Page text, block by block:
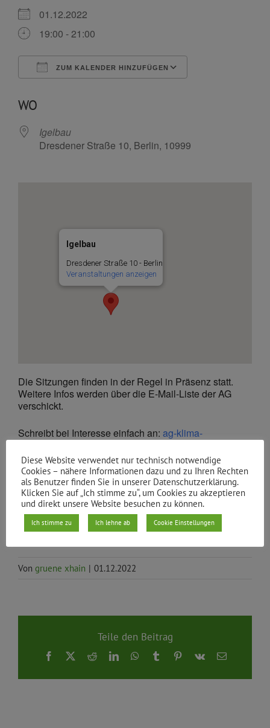
01.12.2022
19:00 - 21:00
ZUM KALENDER HINZUFÜGEN
WO
Igelbau
Dresdener Straße 10, Berlin, 10999
Igelbau
Dresdener Straße 10 - Berlin
Veranstaltungen anzeigen
Die Sitzungen finden in der Regel in Präsenz statt.
Weitere Infos werden über die E-Mail-Liste der AG
verschickt.
Schreibt bei Interesse einfach an: ag-klima-
Beitreten Zoom Meeting:
https://eu02web.zoom-x.de/j/67729203390?
pwd=eE9hTkF2NUlKb3dGaUJUUlZ1VlBwdz09
Meeting-ID: 685 8652 4319
Kenncode: 300806
Von gruene xhain | 01.12.2022
Teile den Beitrag
Facebook
X RedditLinkedInWhatsApp
TumblrPinterest
Vk
E-
Diese Website verwendet nur technisch notwendige
Cookies – nähere Informationen dazu und zu Ihren Rechten
als Benutzer finden Sie in unserer Datenschutzerklärung.
Klicken Sie auf „Ich stimme zu“, um Cookies zu akzeptieren
und direkt unsere Website besuchen zu können.
Ich stimme zu Ich lehne ab Cookie Einstellungen